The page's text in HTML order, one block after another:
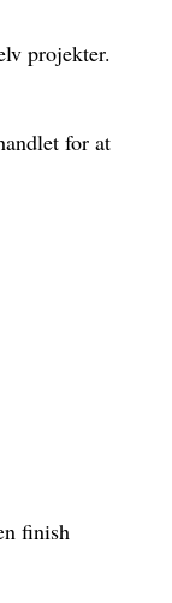
projekter.
for at
finish